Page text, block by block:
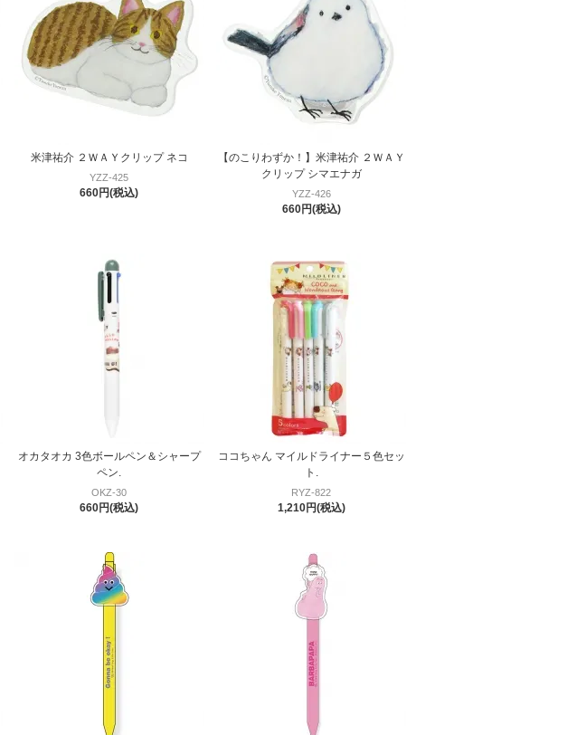
米津祐介 ２ＷＡＹクリップ ネコ
YZZ-425
660円(税込)
【のこりわずか！】米津祐介 ２ＷＡＹ
クリップ シマエナガ
YZZ-426
660円(税込)
オカタオカ 3色ボールペン＆シャープ
ペン.
OKZ-30
660円(税込)
ココちゃん マイルドライナー５色セッ
ト.
RYZ-822
1,210円(税込)